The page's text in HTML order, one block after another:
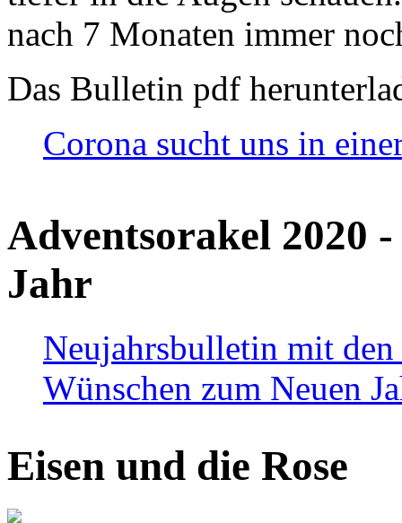
nach 7 Monaten immer
Das Bulletin pdf
Corona sucht uns in
Adventsorakel 2020
Jahr
Neujahrsbulletin mit den
Wünschen zum Neuen
Eisen und die Rose